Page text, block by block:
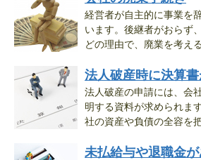
経営者が自主的に事業を
います。後継者がおらず
どの理由で、廃業を考え
法人破産時に決算
法人破産の申請には、会
明する資料が求められま
社の資産や負債の全容を
未払給与や退職金